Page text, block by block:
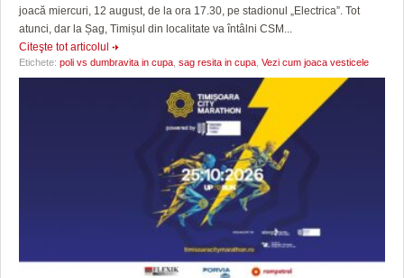
joacă miercuri, 12 august, de la ora 17.30, pe stadionul „Electrica”. Tot
atunci, dar la Șag, Timișul din localitate va întâlni CSM...
Citeşte tot articolul
Etichete: poli vs dumbravita in cupa sag resita in cupa Vezi cum joaca vesticele